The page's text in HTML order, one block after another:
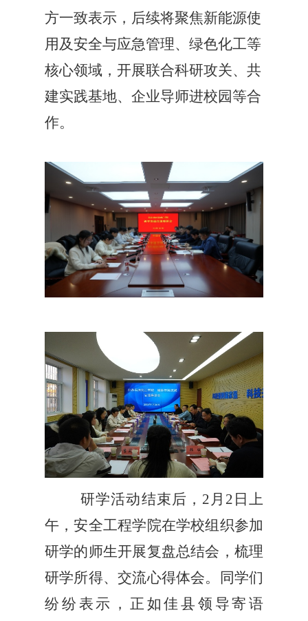
方一致表示，后续将聚焦新能源使
用及安全与应急管理、绿色化工等
核心领域，开展联合科研攻关、共
建实践基地、企业导师进校园等合
作。
研学活动结束后，2月2日上
午，安全工程学院在学校组织参加
研学的师生开展复盘总结会，梳理
研学所得、交流心得体会。同学们
纷纷表示，正如佳县领导寄语